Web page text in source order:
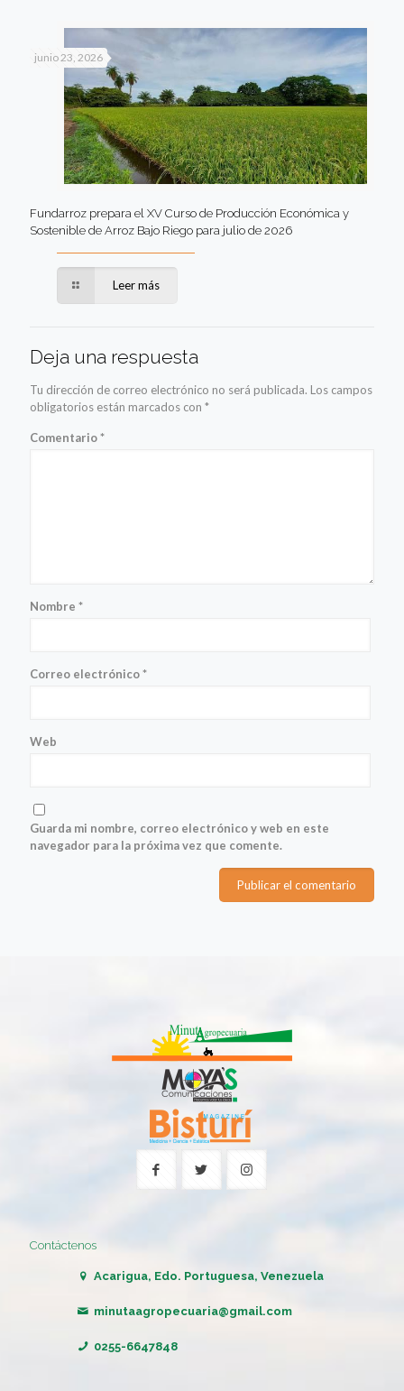
junio 23, 2026
Fundarroz prepara el XV Curso de Producción Económica y
Sostenible de Arroz Bajo Riego para julio de 2026
Leer más
Deja una respuesta
Tu dirección de correo electrónico no será publicada. Los campos
obligatorios están marcados con *
Comentario*
Nombre *
Correo electrónico*
Web
Guarda mi nombre, correo electrónico y web en este
navegador para la próxima vez que comente.
Contáctenos
Acarigua, Edo. Portuguesa, Venezuela
minutaagropecuaria@gmail.com
0255-6647848